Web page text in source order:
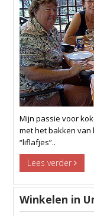
Mijn passie voor
met het bakken van
“liflafjes”..
Lees verder
Winkelen in